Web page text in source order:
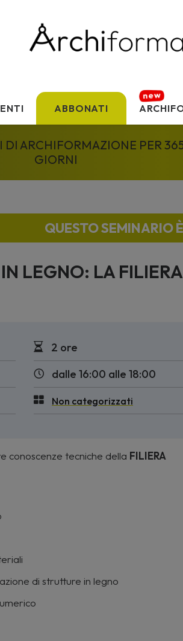
ABBONATI
DI ARCHIFORMAZIONE PER
GIORNI
QUESTO SEMINARIO
LEGNO: LA FILIERA
2 ore
dalle 16:00 alle 18:00
Non categorizzati
conoscenze tecniche della FILIERA
di strutture in legno